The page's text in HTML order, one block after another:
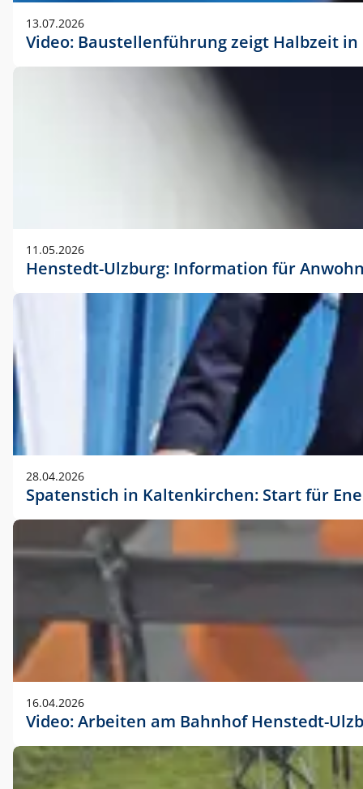
13.07.2026
Video: Baustellenführung zeigt Halbzeit
11.05.2026
Henstedt-Ulzburg: Information für
28.04.2026
Spatenstich in Kaltenkirchen: Start für
16.04.2026
Video: Arbeiten am Bahnhof Henstedt-